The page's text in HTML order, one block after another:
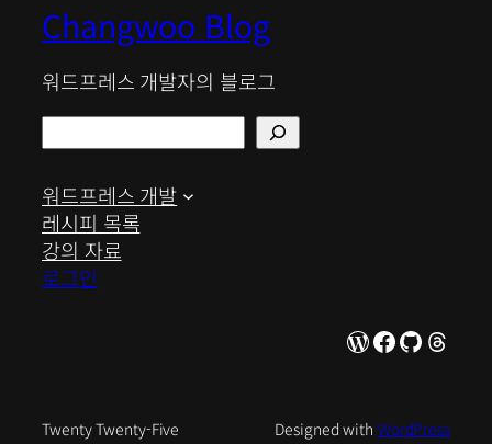
Changwoo Blog
워드프레스 개발자의 블로그
색
워드프레스 개발
레시피 목록
강의 자료
로그인
WordPress
Facebook
GitHub
Twenty Twenty-Five Designed with WordPress